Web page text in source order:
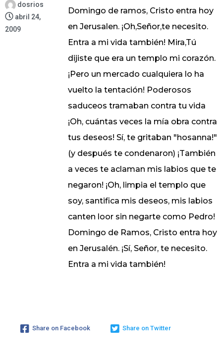
dosrios
abril 24,
2009
Domingo de ramos, Cristo entra hoy
en Jerusalen. ¡Oh,Señor,te necesito.
Entra a mi vida también! Mira,Tú
dijiste que era un templo mi corazón.
¡Pero un mercado cualquiera lo ha
vuelto la tentación! Poderosos
saduceos tramaban contra tu vida
¡Oh, cuántas veces la mía obra contra
tus deseos! Sí, te gritaban "hosanna!"
(y después te condenaron) ¡También
a veces te aclaman mis labios que te
negaron! ¡Oh, limpia el templo que
soy, santifica mis deseos, mis labios
canten loor sin negarte como Pedro!
Domingo de Ramos, Cristo entra hoy
en Jerusalén. ¡Sí, Señor, te necesito.
Entra a mi vida también!
Share on Facebook Share on Twitter